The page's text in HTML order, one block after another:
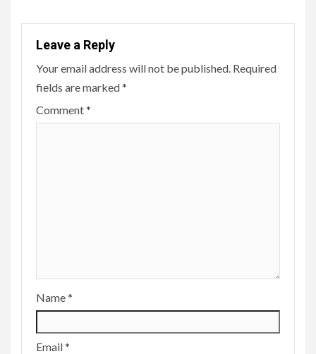
Leave a Reply
Your email address will not be published. Required
fields are marked*
Comment*
Name*
Email*